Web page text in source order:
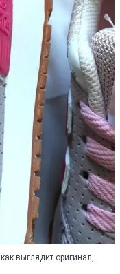
выглядит оригинал,